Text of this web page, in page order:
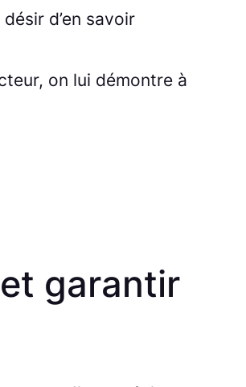
d’en savoir
on lui démontre à
garantir